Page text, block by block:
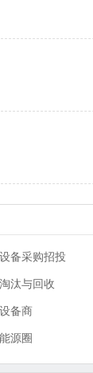
设备采购招投
淘汰与回收
设备商
能源圈